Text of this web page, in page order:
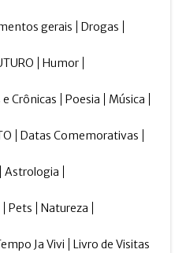
gerais Drogas
Humor
Crônicas Poesia Música
Datas Comemorativas
Astrologia
Pets Natureza
Ja Vivi Livro de Visitas